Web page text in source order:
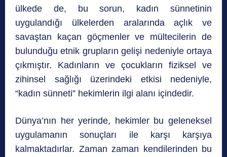
ülkede de, bu sorun, kadın sünnetinin
uygulandığı ülkelerden aralarında açlık ve
savaştan kaçan göçmenler ve mültecilerin de
bulunduğu etnik grupların gelişi nedeniyle ortaya
çıkmıştır. Kadınların ve çocukların fiziksel ve
zihinsel sağlığı üzerindeki etkisi nedeniyle,
“kadın sünneti” hekimlerin ilgi alanı içindedir.
Dünya’nın her yerinde, hekimler bu geleneksel
uygulamanın sonuçları ile karşı karşıya
kalmaktadırlar. Zaman zaman kendilerinden bu